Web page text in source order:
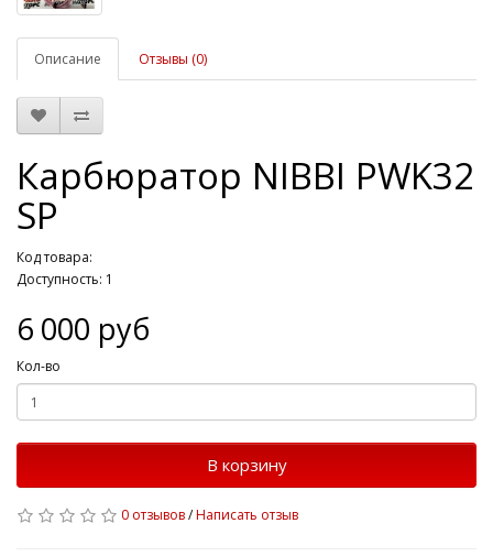
Описание Отзывы (0)
Карбюратор NIBBI PWK32
SP
Код товара:
Доступность: 1
6 000 руб
Кол-во
В корзину
0 отзывов/Написать отзыв